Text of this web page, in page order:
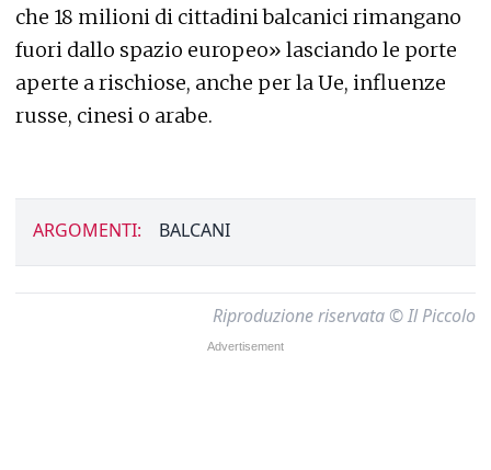
che 18 milioni di cittadini balcanici rimangano
fuori dallo spazio europeo» lasciando le porte
aperte a rischiose, anche per la Ue, influenze
russe, cinesi o arabe.
ARGOMENTI: BALCANI
Riproduzione riservata © Il Piccolo